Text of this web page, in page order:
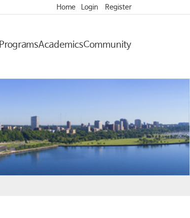
Home Login Register
ProgramsAcademicsCommunity